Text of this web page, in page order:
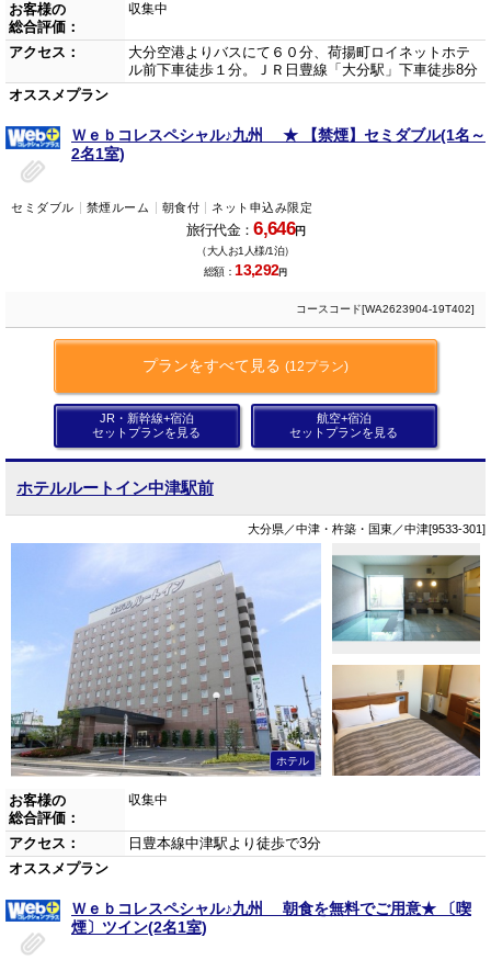
お客様の
総合評価：
収集中
アクセス：
大分空港よりバスにて６０分、荷揚町ロイネットホテ
ル前下車徒歩１分。ＪＲ日豊線「大分駅」下車徒歩8分
オススメプラン
Ｗｅｂコレスペシャル♪九州 ★ 【禁煙】セミダブル(1名～
2名1室)
セミダブル 禁煙ルーム 朝食付 ネット申込み限定
旅行代金：6,646円
（大人お1人様/1泊）
総額： 13,292円
コースコード[WA2623904-19T402]
プランをすべて見る (12プラン)
JR・新幹線+宿泊
セットプランを見る
航空+宿泊
セットプランを見る
ホテルルートイン中津駅前
大分県／中津・杵築・国東／中津[9533-301]
ホテル
お客様の
総合評価：
収集中
アクセス：
日豊本線中津駅より徒歩で3分
オススメプラン
Ｗｅｂコレスペシャル♪九州 朝食を無料でご用意★ 〔喫
煙〕ツイン(2名1室)